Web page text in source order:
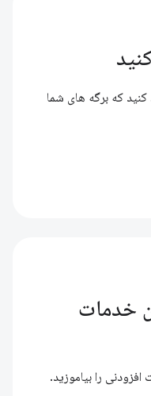
کنید که برگه های شما
خدمات
را بیاموزید.